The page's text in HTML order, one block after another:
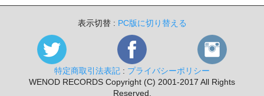
表示切替 : PC版に切り替える
特定商取引法表記 : プライバシーポリシー
WENOD RECORDS Copyright (C) 2001-2017 All Rights
Reserved.